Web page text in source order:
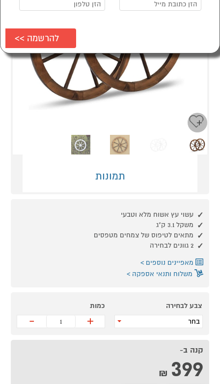
תמונות
עשוי עץ אשוח מלא וטבעי
משקל 3.1 ק"ג
מתאים לטיפוס של צמחים מטפסים
2 גוונים לבחירה
מאפיינים נוספים
משלוח ותנאי אספקה
צבע לבחירה
בחר
כמות
+
-
קנה ב-
399
₪